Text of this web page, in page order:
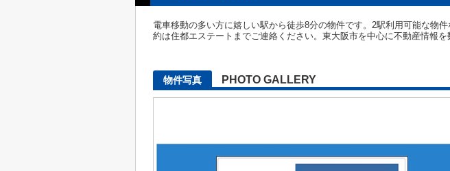
電車移動の多い方に嬉しい駅から徒歩8分の物件です。2駅利用可能な物
約は住都エステートまでご連絡ください。東大阪市を中心に不動産情報を
物件写真 PHOTO GALLERY